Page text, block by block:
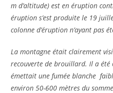
m d’altitude) est en éruption
éruption s’est produite le 19
colonne d’éruption n’ayant pas
La montagne était clairement
recouverte de brouillard. Il a été
émettait une fumée blanche
environ 50-600 mètres du